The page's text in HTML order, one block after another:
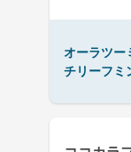
オーラツー
チリーフミ